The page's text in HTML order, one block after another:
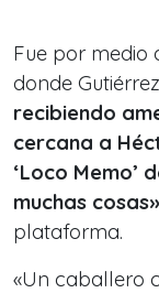
Fue por medio
donde
recibiendo
cercana a
‘Loco Memo’
muchas cosas»
plataforma.
«Un caballero